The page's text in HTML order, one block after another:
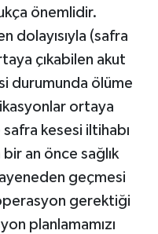
önemlidir.
dolayısıyla (safra
çıkabilen akut
durumunda ölüme
ortaya
kesesi iltihabı
an önce sağlık
geçmesi
gerektiği
planlamamızı